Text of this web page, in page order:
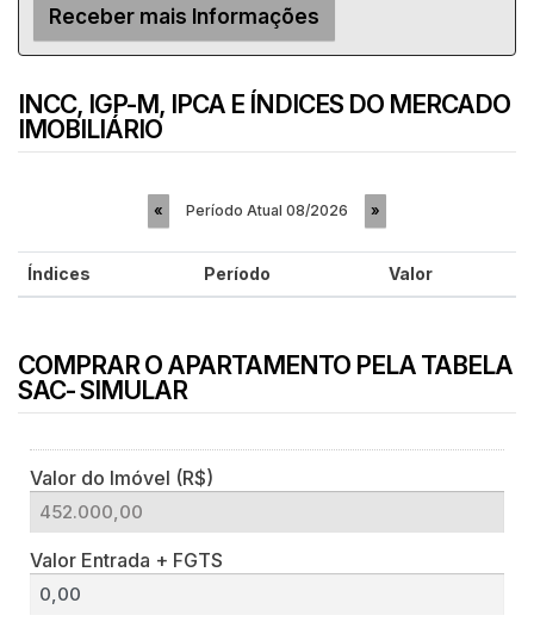
INCC, IGP-M, IPCA E ÍNDICES DO MERCADO
IMOBILIÁRIO
« Período Atual 08/2026 »
Índices Período Valor
COMPRAR O APARTAMENTO PELA TABELA
SAC- SIMULAR
Valor do Imóvel (R$)
Valor Entrada + FGTS